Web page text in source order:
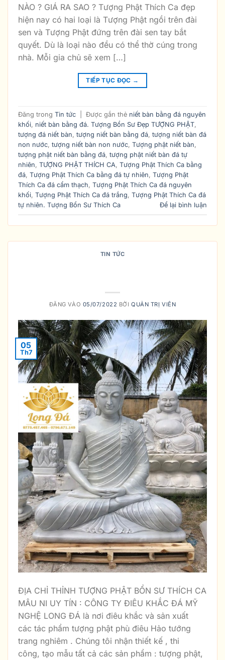
NÀO ? GIÁ RA SAO ? Tượng Phật Thích Ca đẹp
hiện nay có hai loại là Tượng Phật ngồi trên đài
sen và Tượng Phật đứng trên đài sen tay bắt
quyết. Dù là loại nào đều có thể thờ cúng trong
nhà. Mỗi gia chủ sẽ xem […]
TIẾP TỤC ĐỌC →
Đăng trong Tin tức Được gắn thẻ niết bàn bằng đá nguyên
khối, niết bàn bằng đá. Tượng Bổn Sư Đẹp TƯỢNG PHẬT,
tượng đá niết bàn, tượng niết bàn bằng đá, tượng niết bàn đá
non nước, tượng niết bàn non nước, Tượng phật niết bàn,
tượng phật niết bàn bằng đá, tượng phật niết bàn đá tự
nhiên, TƯỢNG PHẬT THÍCH CA, Tượng Phật Thích Ca bằng
đá, Tượng Phật Thích Ca bằng đá tự nhiên, Tượng Phật
Thích Ca đá cẩm thạch, Tượng Phật Thích Ca đá nguyên
khối, Tượng Phật Thích Ca đá trắng, Tượng Phật Thích Ca đá
tự nhiên. Tượng Bổn Sư Thích Ca
Để lại bình luận
TIN TỨC
ĐĂNG VÀO 05/07/2022 BỞIQUẢN TRỊ VIÊN
05
Th7
ĐỊA CHỈ THỈNH TƯỢNG PHẬT BỔN SƯ THÍCH CA
MÂU NI UY TÍN : CÔNG TY ĐIÊU KHẮC ĐÁ MỸ
NGHỆ LONG ĐÁ là nơi điêu khắc và sản xuất
các tác phẩm tượng phật phù điêu Hảo tướng
trang nghiêm . Chúng tôi nhận thiết kế , thi
công, tạo mẫu tất cả các sản phẩm : tượng phật,